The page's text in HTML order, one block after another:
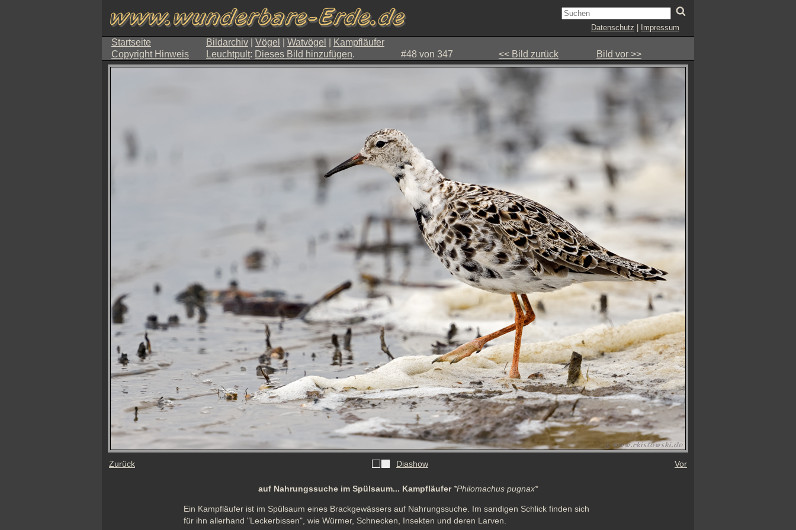
Datenschutz Impressum
Startseite Bildarchiv Vögel Watvögel
Kampfläufer
Copyright Hinweis
Leuchtpult: Dieses Bild hinzufügen. #48 von 347 << Bild zurück Bild vor >>
Zurück Diashow Vor
auf Nahrungssuche im Spülsaum... Kampfläufer *Philomachus pugnax*
Ein Kampfläufer ist im Spülsaum eines Brackgewässers auf Nahrungssuche. Im sandigen Schlick finden sich
für ihn allerhand "Leckerbissen", wie Würmer, Schnecken, Insekten und deren Larven.